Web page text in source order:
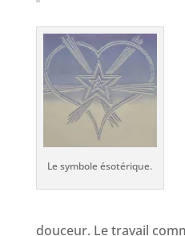
Le symbole ésotérique.
douceur. Le travail